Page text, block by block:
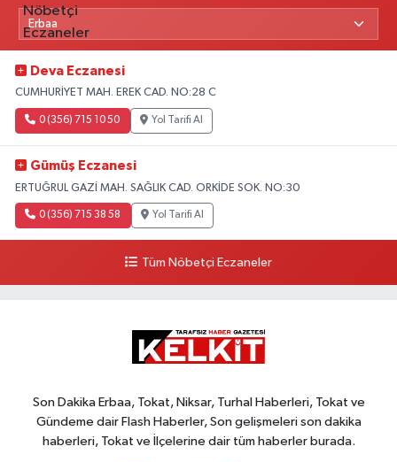
Deva Eczanesi
CUMHURİYET MAH. EREK CAD. NO:28 C
0 (356) 715 10 50 Yol Tarifi Al
Gümüş Eczanesi
ERTUĞRUL GAZİ MAH. SAĞLIK CAD. ORKİDE SOK. NO:30
0 (356) 715 38 58 Yol Tarifi Al
Tüm Nöbetçi Eczaneler
Son Dakika Erbaa, Tokat, Niksar, Turhal Haberleri, Tokat ve
Gündeme dair Flash Haberler, Son gelişmeleri son dakika
haberleri, Tokat ve İlçelerine dair tüm haberler burada.